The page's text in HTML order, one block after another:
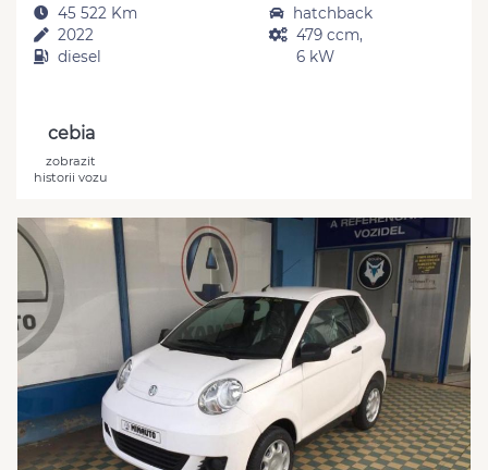
45 522 Km
2022
diesel
hatchback
479 ccm,
6 kW
cebia
zobrazit
historii vozu